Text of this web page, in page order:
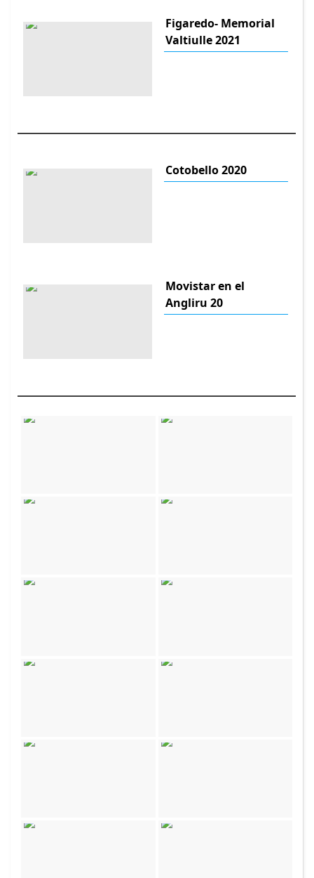
Figaredo- Memorial
Valtiulle 2021
Cotobello 2020
Movistar en el
Angliru 20